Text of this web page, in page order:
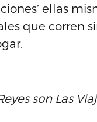
ellas
que corren
son Las